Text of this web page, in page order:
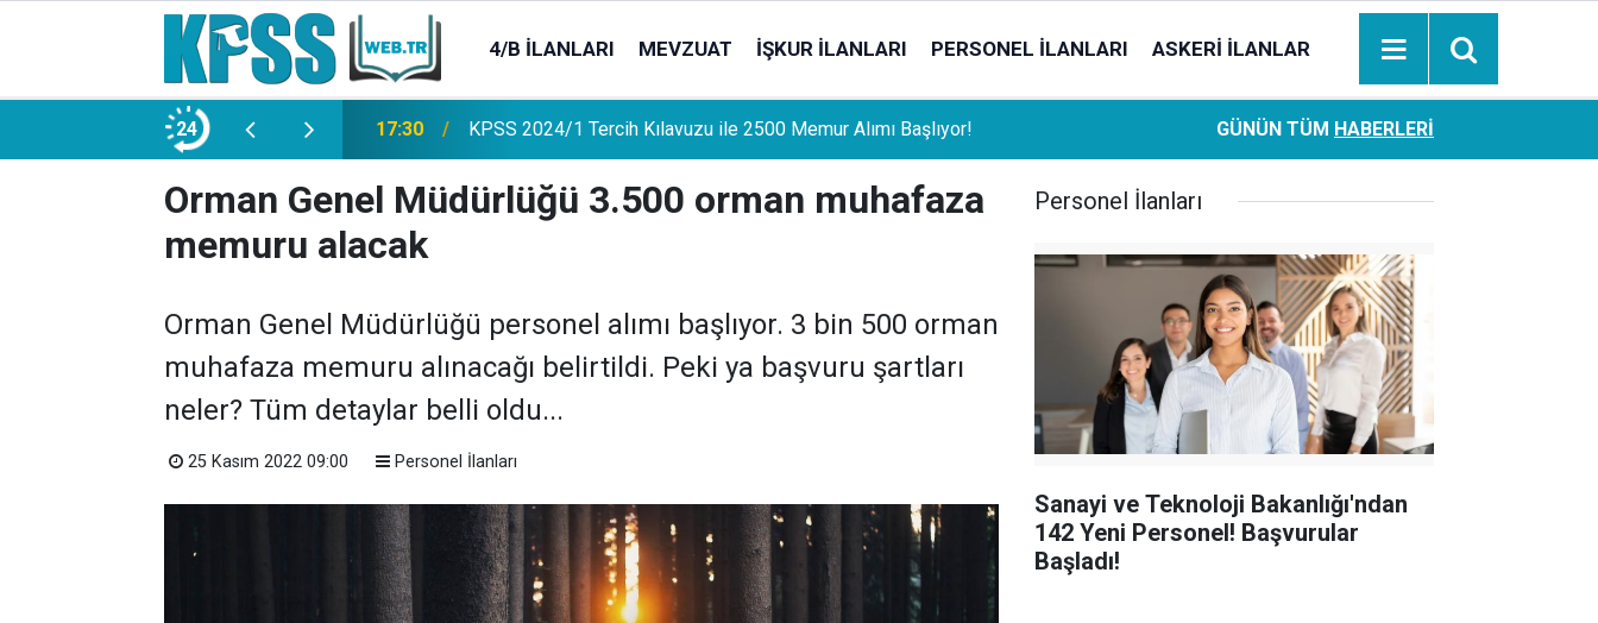
4/B İLANLARI MEVZUAT İŞKUR İLANLARI PERSONEL İLANLARI ASKERI İLANLAR
24
Memur Alımı Başlıyor! 21:20 TL Mevduat Sahipleri İçin Önemli Gelişme: Stopaj Oranları Artıyor!
Ziraat Bankası başvuran emeklilere hemen ödeme
hesaplara geçiyor
GÜNÜN TÜM HABERLERI
Orman Genel Müdürlüğü 3.500 orman muhafaza
memuru alacak
Orman Genel Müdürlüğü personel alımı başlıyor. 3 bin 500 orman
muhafaza memuru alınacağı belirtildi. Peki ya başvuru şartları
neler? Tüm detaylar belli oldu...
25 Kasım 2022 09:00 Personel İlanları
Personel İlanları
Sanayi ve Teknoloji Bakanlığı'ndan
142 Yeni Personel! Başvurular
Başladı!